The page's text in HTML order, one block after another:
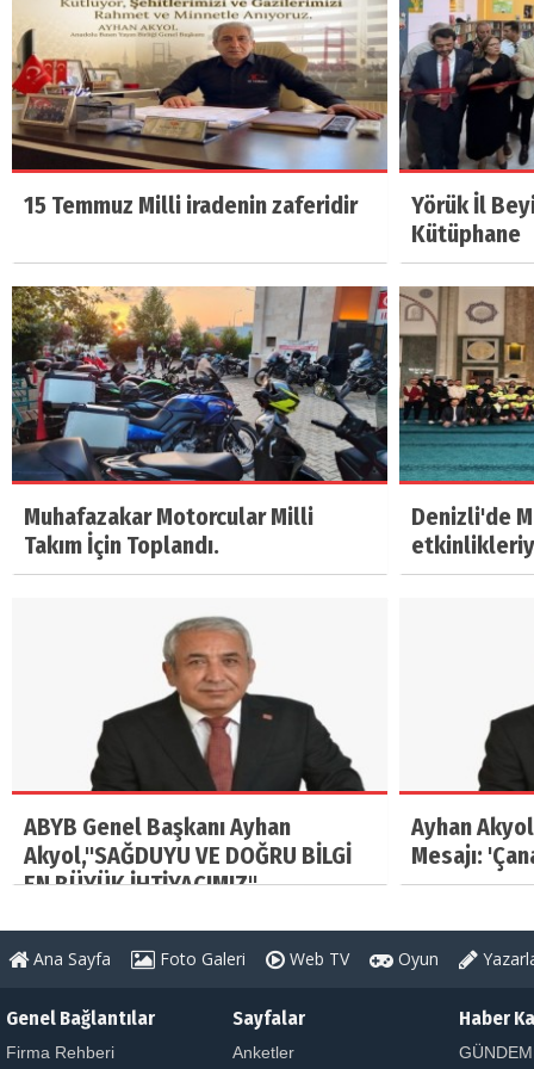
15 Temmuz Milli iradenin zaferidir
Yörük İl
Kütüphane
Muhafazakar Motorcular Milli
Takım İçin Toplandı.
Denizli'de
ABYB Genel Başkanı Ayhan
Akyol,"SAĞDUYU VE DOĞRU BİLGİ
EN BÜYÜK İHTİYACIMIZ"
Ayhan
Mesajı:
Ana Sayfa Foto Galeri Web TV Oyun
Genel Bağlantılar
Firma Rehberi
Sayfalar
Anketler
Haber
GÜNDEM